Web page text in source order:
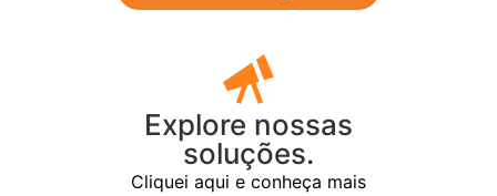
Explore nossas
soluções.
Cliquei aqui e conheça mais